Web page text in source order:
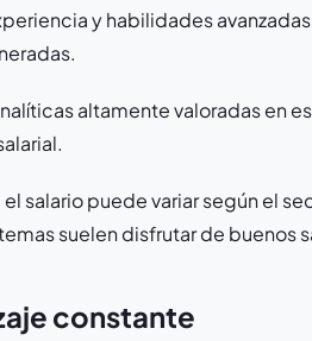
y habilidades
altamente valoradas en
salario puede variar según el
suelen disfrutar de buenos
constante